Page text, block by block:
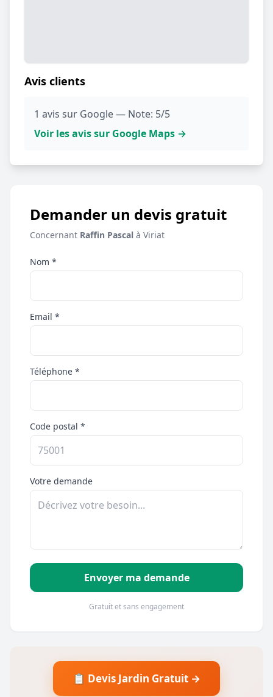
Avis clients
1 avis sur Google — Note: 5/5
Voir les avis sur Google Maps →
Demander un devis gratuit
Concernant Raffin Pascal à Viriat
Nom *
Email *
Téléphone *
Code postal *
Votre demande
Envoyer ma demande
Gratuit et sans engagement
📋 Devis Jardin Gratuit →